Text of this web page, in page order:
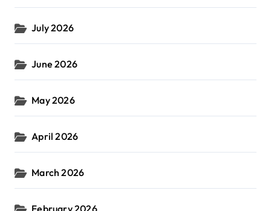
July 2026
June 2026
May 2026
April 2026
March 2026
February 2026